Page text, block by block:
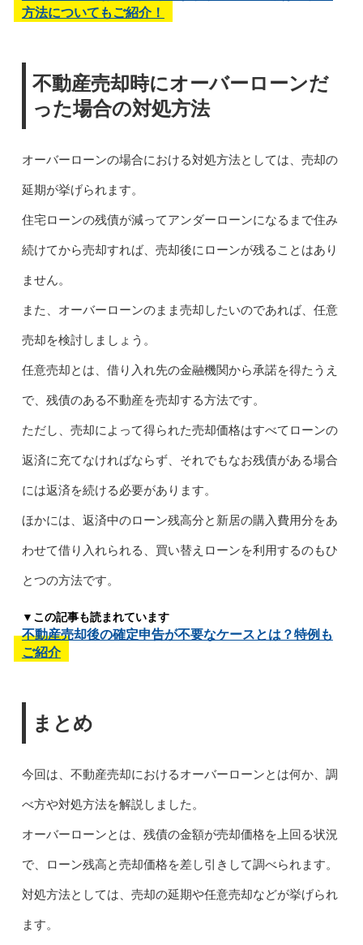
方法についてもご紹介！
不動産売却時にオーバーローンだ
った場合の対処方法
オーバーローンの場合における対処方法としては、売却の
延期が挙げられます。
住宅ローンの残債が減ってアンダーローンになるまで住み
続けてから売却すれば、売却後にローンが残ることはあり
ません。
また、オーバーローンのまま売却したいのであれば、任意
売却を検討しましょう。
任意売却とは、借り入れ先の金融機関から承諾を得たうえ
で、残債のある不動産を売却する方法です。
ただし、売却によって得られた売却価格はすべてローンの
返済に充てなければならず、それでもなお残債がある場合
には返済を続ける必要があります。
ほかには、返済中のローン残高分と新居の購入費用分をあ
わせて借り入れられる、買い替えローンを利用するのもひ
とつの方法です。
▼この記事も読まれています
不動産売却後の確定申告が不要なケースとは？特例も
ご紹介
まとめ
今回は、不動産売却におけるオーバーローンとは何か、調
べ方や対処方法を解説しました。
オーバーローンとは、残債の金額が売却価格を上回る状況
で、ローン残高と売却価格を差し引きして調べられます。
対処方法としては、売却の延期や任意売却などが挙げられ
ます。